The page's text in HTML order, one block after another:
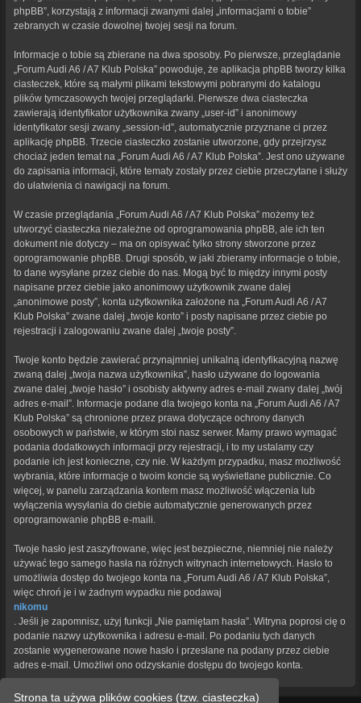
Strona ta używa plików cookies (tzw. ciasteczka)
phpBB”, korzystają z informacji zwanymi dalej „informacjami o tobie”
zebranych w czasie dowolnej twojej sesji na forum.
Informacje o tobie są zbierane na dwa sposoby. Po pierwsze, przeglądanie
„Forum Audi A6 / A7 Klub Polska” powoduje, że aplikacja phpBB tworzy kilka
ciasteczek, które są małymi plikami tekstowymi pobranymi do katalogu
plików tymczasowych twojej przeglądarki. Pierwsze dwa ciasteczka
zawierają identyfikator użytkownika zwany „user-id” i anonimowy
identyfikator sesji zwany „session-id”, automatycznie przyznane ci przez
aplikację phpBB. Trzecie ciasteczko zostanie utworzone, gdy przejrzysz
chociaż jeden temat na „Forum Audi A6 / A7 Klub Polska”. Jest ono używane
do zapisania informacji, które tematy zostały przez ciebie przeczytane i służy
do ułatwienia ci nawigacji na forum.
W czasie przeglądania „Forum Audi A6 / A7 Klub Polska” możemy też
utworzyć ciasteczka niezależne od oprogramowania phpBB, ale ich ten
dokument nie dotyczy – ma on opisywać tylko strony stworzone przez
oprogramowanie phpBB. Drugi sposób, w jaki zbieramy informacje o tobie,
to dane wysyłane przez ciebie do nas. Mogą być to między innymi posty
napisane przez ciebie jako anonimowy użytkownik zwane dalej
„anonimowe posty”, konta użytkownika założone na „Forum Audi A6 / A7
Klub Polska” zwane dalej „twoje konto” i posty napisane przez ciebie po
rejestracji i zalogowaniu zwane dalej „twoje posty”.
Twoje konto będzie zawierać przynajmniej unikalną identyfikacyjną nazwę
zwaną dalej „twoja nazwa użytkownika”, hasło używane do logowania
zwane dalej „twoje hasło” i osobisty aktywny adres e-mail zwany dalej „twój
adres e-mail”. Informacje podane dla twojego konta na „Forum Audi A6 / A7
Klub Polska” są chronione przez prawa dotyczące ochrony danych
osobowych w państwie, w którym stoi nasz serwer. Mamy prawo wymagać
podania dodatkowych informacji przy rejestracji, i to my ustalamy czy
podanie ich jest konieczne, czy nie. W każdym przypadku, masz możliwość
wybrania, które informacje o twoim koncie są wyświetlane publicznie. Co
więcej, w panelu zarządzania kontem masz możliwość włączenia lub
wyłączenia wysyłania do ciebie automatycznie generowanych przez
oprogramowanie phpBB e-maili.
Twoje hasło jest zaszyfrowane, więc jest bezpieczne, niemniej nie należy
używać tego samego hasła na różnych witrynach internetowych. Hasło to
umożliwia dostęp do twojego konta na „Forum Audi A6 / A7 Klub Polska”,
więc chroń je i w żadnym wypadku nie podawaj
nikomu
. Jeśli je zapomnisz, użyj funkcji „Nie pamiętam hasła”. Witryna poprosi cię o
podanie nazwy użytkownika i adresu e-mail. Po podaniu tych danych
zostanie wygenerowane nowe hasło i przesłane na podany przez ciebie
adres e-mail. Umożliwi ono odzyskanie dostępu do twojego konta.